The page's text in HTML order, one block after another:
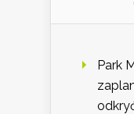
Park